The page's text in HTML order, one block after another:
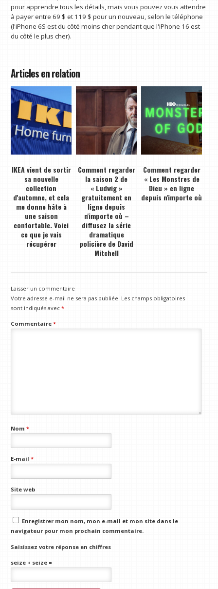
pour apprendre tous les détails, mais vous pouvez vous attendre
à payer entre 69 $ et 119 $ pour un nouveau, selon le téléphone
(l'iPhone 6S est du côté moins cher pendant que l'iPhone 16 est
du côté le plus cher).
Articles en relation
IKEA vient de sortir
sa nouvelle
collection
d'automne, et cela
me donne hâte à
une saison
confortable. Voici
ce que je vais
récupérer
Comment regarder
la saison 2 de
« Ludwig »
gratuitement en
ligne depuis
n'importe où –
diffusez la série
dramatique
policière de David
Mitchell
Comment regarder
« Les Monstres de
Dieu » en ligne
depuis n'importe où
Laisser un commentaire
Votre adresse e-mail ne sera pas publiée. Les champs obligatoires
sont indiqués avec*
Commentaire*
Nom*
E-mail*
Site web
Enregistrer mon nom, mon e-mail et mon site dans le
navigateur pour mon prochain commentaire.
Saisissez votre réponse en chiffres
seize + seize =